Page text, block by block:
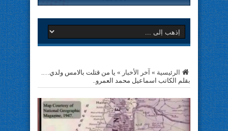
الرئيسية » آخر الأخبار » يا من قتلت بالامس ولدي….
بقلم الكاتب اسماعيل محمد العمرو..